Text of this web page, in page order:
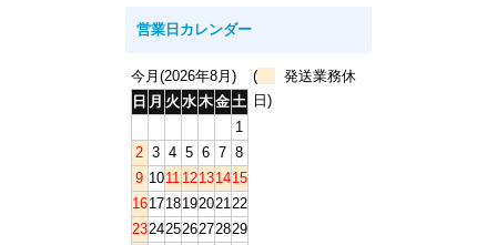
営業日カレンダー
今月(2026年8月)
日 月 火 水木金土
1
2 3 4 5 6 7 8
9 1011 12131415
16171819202122
23242526272829
(
発送業務休
日)